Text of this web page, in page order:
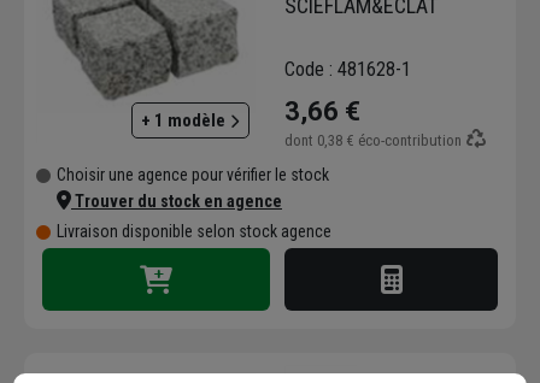
+ 1 modèle
Code : 481628-1
3,66 €
dont 0,38 € éco-contribution
Choisir une agence pour vérifier le stock
Trouver du stock en agence
Livraison disponible selon stock agence